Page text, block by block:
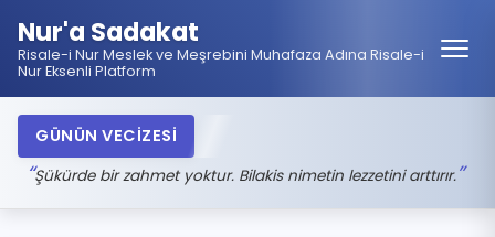
Nur'a Sadakat
Risale-i Nur Meslek ve Meşrebini Muhafaza Adına Risale-i
Nur Eksenli Platform
GÜNÜN VECİZESİ
Şükürde bir zahmet yoktur. Bilakis nimetin lezzetini arttırır.